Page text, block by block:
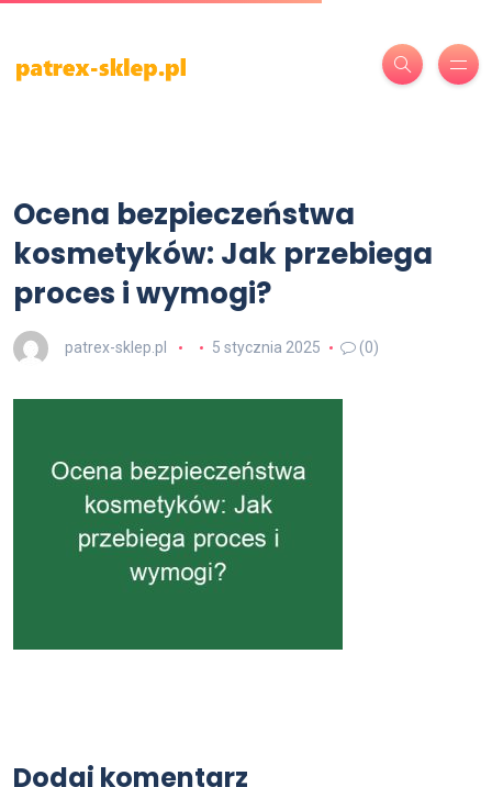
Ocena bezpieczeństwa
kosmetyków: Jak przebiega
proces i wymogi?
patrex-sklep.pl 5 stycznia 2025 (0)
Dodaj komentarz